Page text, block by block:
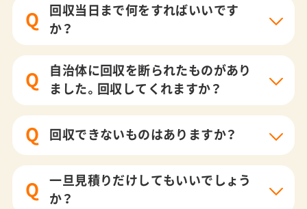
Q
回収当日まで何をすればいいです
か？
Q
自治体に回収を断られたものがあり
ました。回収してくれますか？
Q 回収できないものはありますか？
Q
一旦見積りだけしてもいいでしょう
か？